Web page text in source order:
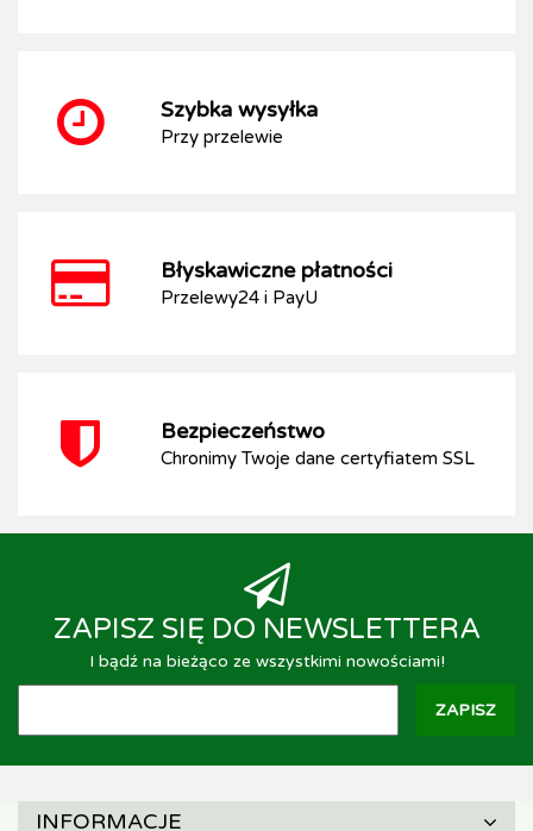
Szybka wysyłka
Przy przelewie
Błyskawiczne płatności
Przelewy24 i PayU
Bezpieczeństwo
Chronimy Twoje dane certyfiatem SSL
ZAPISZ SIĘ DO NEWSLETTERA
I bądź na bieżąco ze wszystkimi nowościami!
INFORMACJE